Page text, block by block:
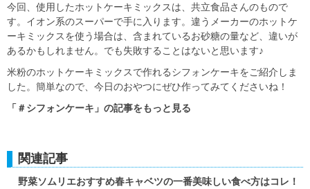
今回、使用したホットケーキミックスは、共立食品さんのもので
す。イオン系のスーパーで手に入ります。違うメーカーのホットケ
ーキミックスを使う場合は、含まれているお砂糖の量など、違いが
あるかもしれません。でも失敗することはないと思います♪
米粉のホットケーキミックスで作れるシフォンケーキをご紹介しま
した。簡単なので、今日のおやつにぜひ作ってみてくださいね！
「＃シフォンケーキ」の記事をもっと見る
関連記事
野菜ソムリエおすすめ春キャベツの一番美味しい食べ方はコレ！